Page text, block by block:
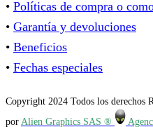
• Políticas de compra o
• Garantía y devoluciones
• Beneficios
• Fechas especiales
Copyright 2024 Todos los derechos
por Alien Graphics SAS ®